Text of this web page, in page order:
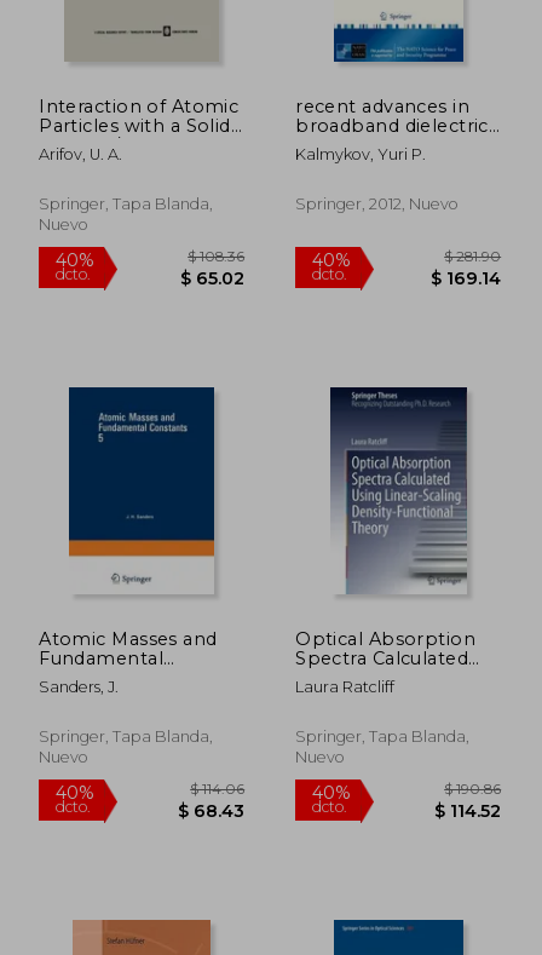
dcto. $ 114.52 dcto.
Interaction of Atomic
Particles with a Solid
Surface /
Vzaimodeistvie
Poverkhnost'yu
Tverdogo Tela /
Arifov, U. A.
Springer, Tapa Blanda,
Nuevo
dcto. $ 65.02
recent advances in
broadband dielectric
spectroscopy (en
Inglés)
Kalmykov, Yuri P.
Springer, 2012, Nuevo
dcto. $
Atomic Masses and
Fundamental
Constants 5 (en
Inglés)
Sanders, J.
Springer, Tapa Blanda,
Nuevo
Optical Absorption
Spectra Calculated
Using Linear-Scaling
Density-Functional
Theses)
Laura Ratcliff
Springer, Tapa Blanda,
Nuevo